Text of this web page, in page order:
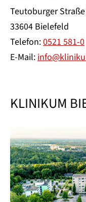
Teutoburger
33604 Bielefeld
Telefon:0521 581-0
E-Mail:
KLINIKUM